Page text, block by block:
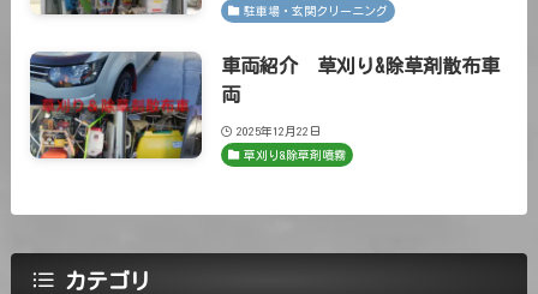
駐車場・玄関クリーニング
車両紹介 草刈り&除草剤散布車
両
2025年12月22日
草刈り&除草剤噴霧
カテゴリ